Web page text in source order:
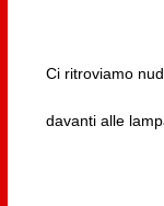
Ci ritroviamo
davanti alle